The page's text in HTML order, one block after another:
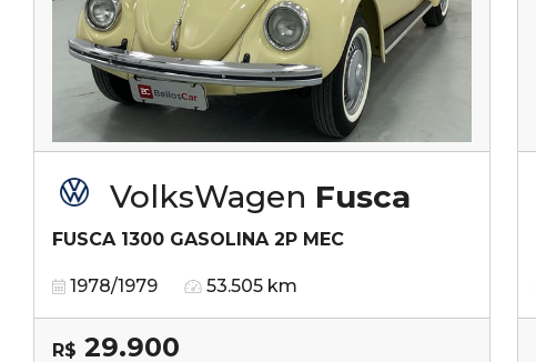
VolksWagen Fusca
FUSCA 1300 GASOLINA 2P MEC
1978/1979 53.505 km
R$ 29.900